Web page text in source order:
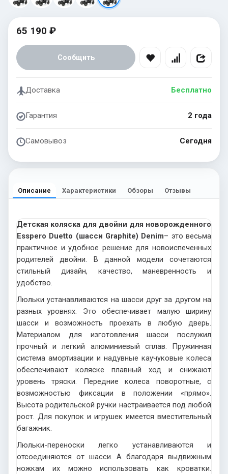
65 190 ₽
Сообщить
Доставка Бесплатно
Гарантия 2 года
Самовывоз Сегодня
Описание Характеристики Обзоры Отзывы
Детская коляска для двойни для новорожденного
Esspero Duetto (шасси Graphite) Denim– это весьма
практичное и удобное решение для новоиспеченных
родителей двойни. В данной модели сочетаются
стильный дизайн, качество, маневренность и
удобство.
Люльки устанавливаются на шасси друг за другом на
разных уровнях. Это обеспечивает малую ширину
шасси и возможность проехать в любую дверь.
Материалом для изготовления шасси послужил
прочный и легкий алюминиевый сплав. Пружинная
система амортизации и надувные каучуковые колеса
обеспечивают коляске плавный ход и снижают
уровень тряски. Передние колеса поворотные, с
возможностью фиксации в положении «прямо».
Высота родительской ручки настраивается под любой
рост. Для покупок и игрушек имеется вместительный
багажник.
Люльки-переноски легко устанавливаются и
отсоединяются от шасси. А благодаря выдвижным
ножкам их можно использовать как кроватки.